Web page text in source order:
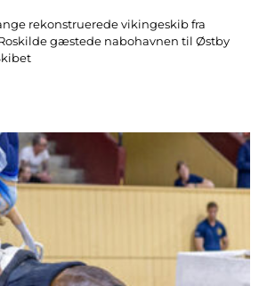
rekonstruerede vikingeskib fra
gæstede nabohavnen til Østby